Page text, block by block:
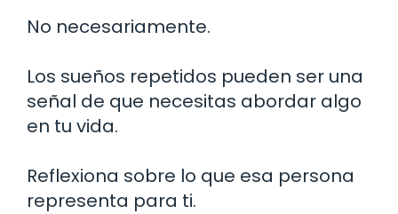
No necesariamente.
Los sueños repetidos pueden ser una
señal de que necesitas abordar algo
en tu vida.
Reflexiona sobre lo que esa persona
representa para ti.